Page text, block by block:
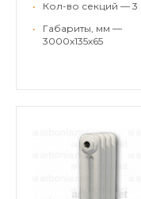
•
Кол-во секций — 3
•
Габариты, мм —
3000x135x65